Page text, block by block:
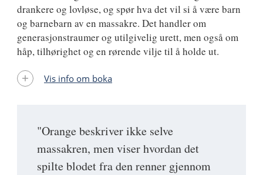
"Orange beskriver ikke selve
massakren, men viser hvordan det
spilte blodet fra den renner gjennom
drankere og lovløse, og spør hva det vil si å være barn
og barnebarn av en massakre. Det handler om
generasjonstraumer og utilgivelig urett, men også om
håp, tilhørighet og en rørende vilje til å holde ut.
Vis info om boka